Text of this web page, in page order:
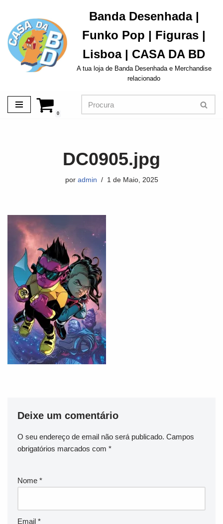
Avançar
para
o
conteúdo
Banda Desenhada |
Funko Pop | Figuras |
Lisboa | CASA DA BD
A tua loja de Banda Desenhada e Merchandise
relacionado
0
DC0905.jpg
por admin 1 de Maio, 2025
Deixe um comentário
O seu endereço de email não será publicado. Campos
obrigatórios marcados com *
Nome *
Email *